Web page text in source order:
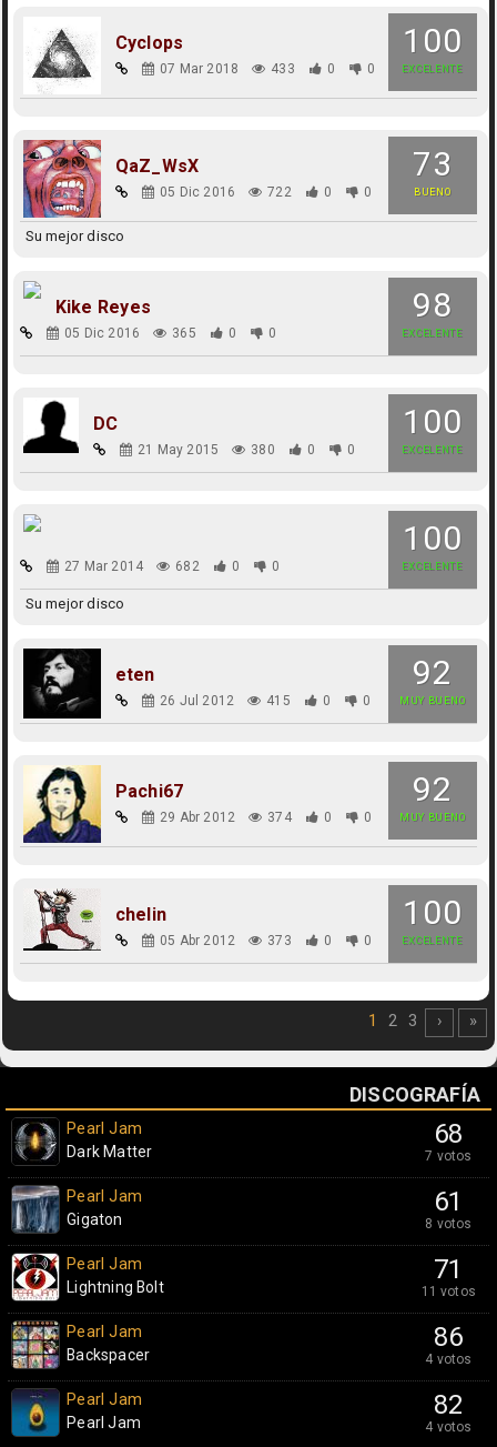
100
EXCELENTE
Cyclops
07 Mar 2018 433 0 0
73
BUENO
QaZ_WsX
05 Dic 2016 722 0 0
Su mejor disco
98
EXCELENTE
Kike Reyes
05 Dic 2016 365 0 0
100
EXCELENTE
DC
21 May 2015 380 0 0
100
EXCELENTE
27 Mar 2014 682 0 0
Su mejor disco
92
MUY BUENO
eten
26 Jul 2012 415 0 0
92
MUY BUENO
Pachi67
29 Abr 2012 374 0 0
100
EXCELENTE
chelin
05 Abr 2012 373 0 0
1 2 3 › »
DISCOGRAFÍA
68
7 votos
Pearl Jam
Dark Matter
61
8 votos
Pearl Jam
Gigaton
71
11 votos
Pearl Jam
Lightning Bolt
86
4 votos
Pearl Jam
Backspacer
82
4 votos
Pearl Jam
Pearl Jam